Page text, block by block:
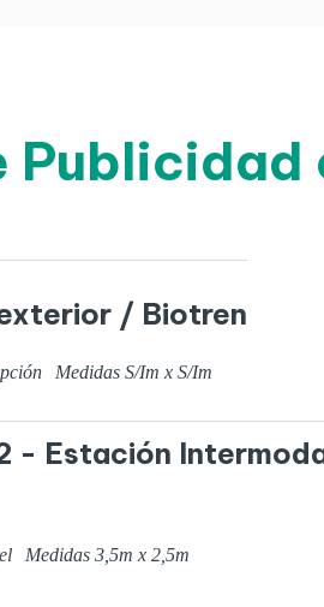
/ Biotren
Medidas S/Im x S/Im
- Estación
Medidas 3,5m x 2,5m